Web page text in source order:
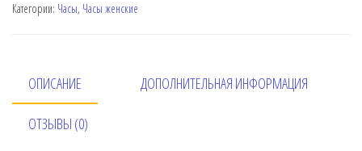
Категории: Часы, Часы женские
ОПИСАНИЕ ДОПОЛНИТЕЛЬНАЯ ИНФОРМАЦИЯ
ОТЗЫВЫ (0)